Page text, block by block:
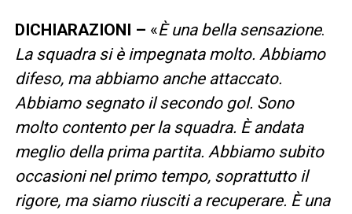
DICHIARAZIONI – «È una bella sensazione.
La squadra si è impegnata molto. Abbiamo
difeso, ma abbiamo anche attaccato.
Abbiamo segnato il secondo gol. Sono
molto contento per la squadra. È andata
meglio della prima partita. Abbiamo subito
occasioni nel primo tempo, soprattutto il
rigore, ma siamo riusciti a recuperare. È una